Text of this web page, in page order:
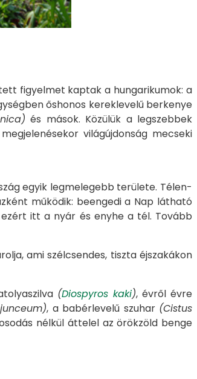
figyelmet kaptak a hungarikumok: a
őshonos kereklevelű berkenye
és mások. Közülük a legszebbek
világújdonság mecseki
egyik legmelegebb területe. Télen-
működik: beengedi a Nap látható
ezért itt a nyár és enyhe a tél. Tovább
ami szélcsendes, tiszta éjszakákon
(Diospyros kaki), évről évre
, a babérlevelű szuhar (Cistus
nélkül áttelel az örökzöld benge